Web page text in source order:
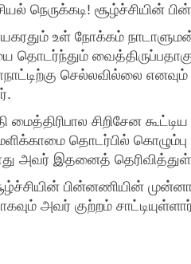
நெருக்கடி! சூழ்ச்சியின்
உள் நோக்கம்
தொடர்ந்தும்
செல்லவில்லை
சிறிசேன கூட்டிய
தொடர்பில்
அவர் இதனைத்
பின்னணியின்
அவர் குற்றம்